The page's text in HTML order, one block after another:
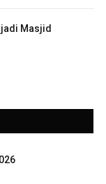
Masjid